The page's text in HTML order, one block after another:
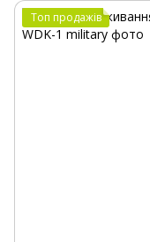
Топ продажів